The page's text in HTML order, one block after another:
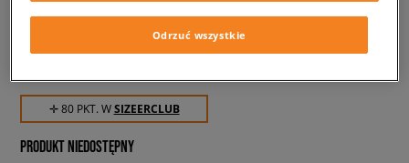
✛ 80 PKT. WSIZEERCLUB
PRODUKT NIEDOSTĘPNY
Odrzuć wszystkie